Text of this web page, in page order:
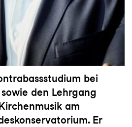
bei
den Lehrgang
am
Er